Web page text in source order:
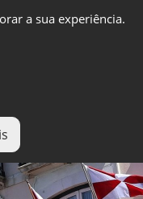
a sua experiência.